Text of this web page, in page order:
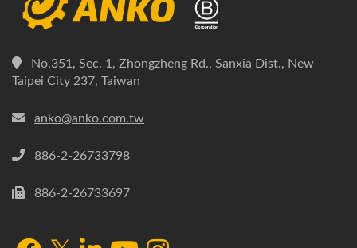
No.351, Sec. 1, Zhongzheng Rd., Sanxia Dist., New
Taipei City 237, Taiwan
anko@anko.com.tw
886-2-26733798
886-2-26733697